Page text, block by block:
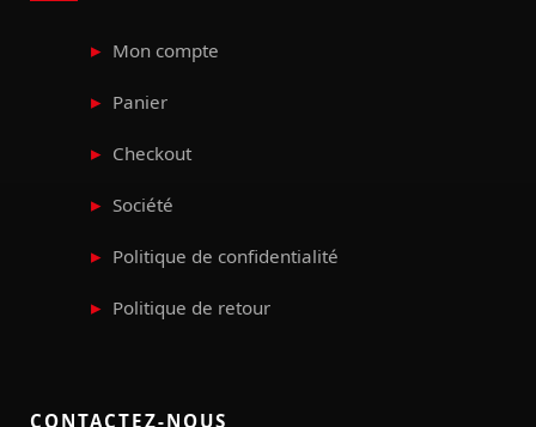
Mon compte
Panier
Checkout
Société
Politique de confidentialité
Politique de retour
CONTACTEZ-NOUS